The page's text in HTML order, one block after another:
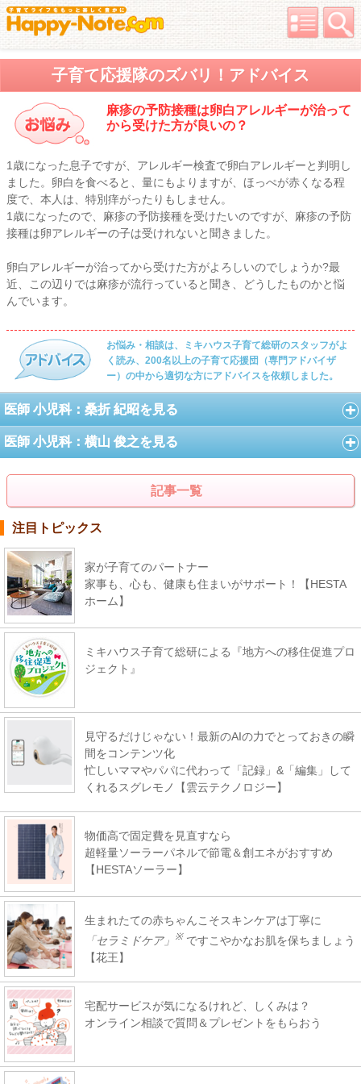
子育て応援隊のズバリ！アドバイス
麻疹の予防接種は卵白アレルギーが治って
から受けた方が良いの？
1歳になった息子ですが、アレルギー検査で卵白アレルギーと判明し
ました。卵白を食べると、量にもよりますが、ほっぺが赤くなる程
度で、本人は、特別痒がったりもしません。
1歳になったので、麻疹の予防接種を受けたいのですが、麻疹の予防
接種は卵アレルギーの子は受けれないと聞きました。
卵白アレルギーが治ってから受けた方がよろしいのでしょうか?最
近、この辺りでは麻疹が流行っていると聞き、どうしたものかと悩
んでいます。
お悩み・相談は、ミキハウス子育て総研のスタッフがよ
く読み、200名以上の子育て応援団（専門アドバイザ
ー）の中から適切な方にアドバイスを依頼しました。
医師 小児科：桑折 紀昭を見る
医師 小児科：横山 俊之を見る
記事一覧
注目トピックス
家が子育てのパートナー
家事も、心も、健康も住まいがサポート！【HESTA
ホーム】
ミキハウス子育て総研による『地方への移住促進プロ
ジェクト』
見守るだけじゃない！最新のAIの力でとっておきの瞬
間をコンテンツ化
忙しいママやパパに代わって「記録」&「編集」して
くれるスグレモノ【雲云テクノロジー】
物価高で固定費を見直すなら
超軽量ソーラーパネルで節電＆創エネがおすすめ
【HESTAソーラー】
生まれたての赤ちゃんこそスキンケアは丁寧に
「セラミドケア」
※ ですこやかなお肌を保ちましょう
【花王】
宅配サービスが気になるけれど、しくみは？
オンライン相談で質問＆プレゼントをもらおう